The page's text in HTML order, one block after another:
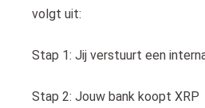
volgt uit:
Stap 1: Jij verstuurt een
Stap 2: Jouw bank koopt XRP